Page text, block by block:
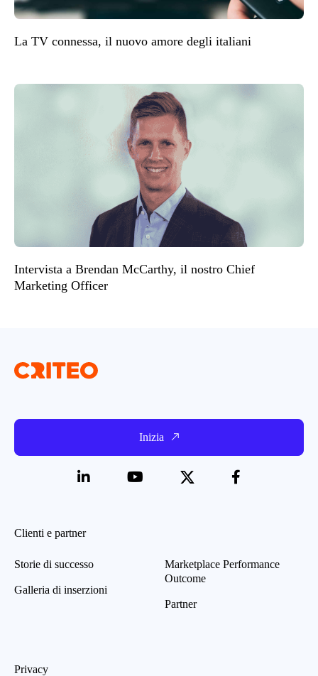
La TV connessa, il nuovo amore degli italiani
Intervista a Brendan McCarthy, il nostro Chief
Marketing Officer
Inizia
Clienti e partner
Storie di successo
Galleria di inserzioni
Marketplace Performance
Outcome
Partner
Privacy